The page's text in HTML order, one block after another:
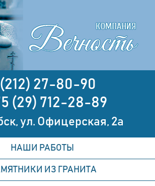
27-80-90
(29) 712-28-89
ул. Офицерская, 2а
НАШИ РАБОТЫ
ИЗ ГРАНИТА